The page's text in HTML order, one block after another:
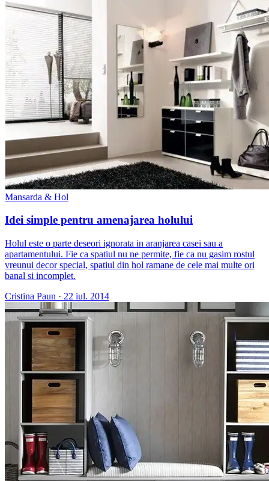
Mansarda & Hol
Idei simple pentru amenajarea holului
Holul este o parte deseori ignorata in aranjarea casei sau a
apartamentului. Fie ca spatiul nu ne permite, fie ca nu gasim rostul
vreunui decor special, spatiul din hol ramane de cele mai multe ori
banal si incomplet.
Cristina Paun · 22 iul. 2014